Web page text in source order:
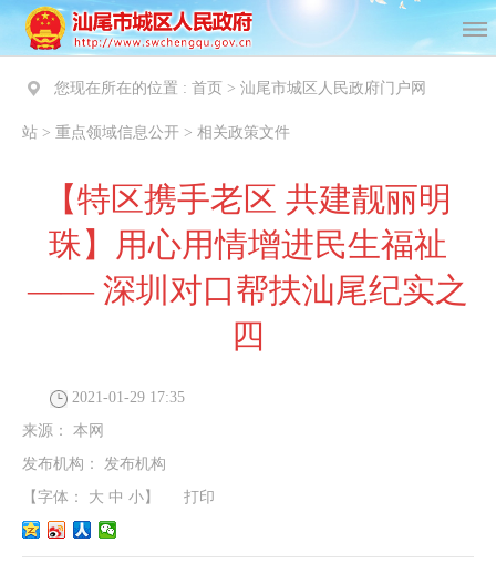
您现在所在的位置 : 首页 > 汕尾市城区人民政府门户网
站 > 重点领域信息公开 > 相关政策文件
【特区携手老区 共建靓丽明
珠】用心用情增进民生福祉
—— 深圳对口帮扶汕尾纪实之
四
2021-01-29 17:35
来源： 本网
发布机构： 发布机构
【字体： 大 中 小 】 打印